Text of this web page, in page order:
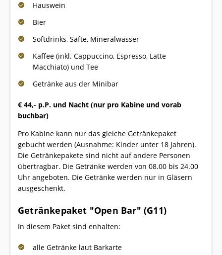
Hauswein
Bier
Softdrinks, Säfte, Mineralwasser
Kaffee (inkl. Cappuccino, Espresso, Latte
Macchiato) und Tee
Getränke aus der Minibar
€ 44,- p.P. und Nacht (nur pro Kabine und vorab
buchbar)
Pro Kabine kann nur das gleiche Getränkepaket
gebucht werden (Ausnahme: Kinder unter 18 Jahren).
Die Getränkepakete sind nicht auf andere Personen
übertragbar. Die Getränke werden von 08.00 bis 24.00
Uhr angeboten. Die Getränke werden nur in Gläsern
ausgeschenkt.
Getränkepaket "Open Bar" (G11)
In diesem Paket sind enhalten:
alle Getränke laut Barkarte